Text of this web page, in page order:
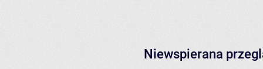
Niewspierana